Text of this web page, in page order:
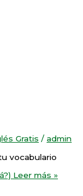
Gratis /admin
vocabulario
Leer más »